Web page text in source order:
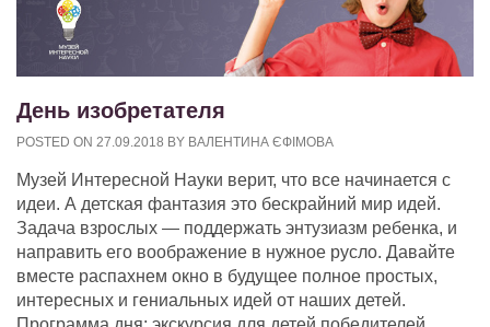
День изобретателя
POSTED ON 27.09.2018 BY ВАЛЕНТИНА ЄФІМОВА
Музей Интересной Науки верит, что все начинается с
идеи. А детская фантазия это бескрайний мир идей.
Задача взрослых — поддержать энтузиазм ребенка, и
направить его воображение в нужное русло. Давайте
вместе распахнем окно в будущее полное простых,
интересных и гениальных идей от наших детей.